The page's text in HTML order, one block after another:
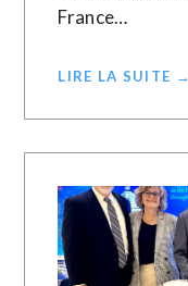
France…
LIRE LA SUITE →